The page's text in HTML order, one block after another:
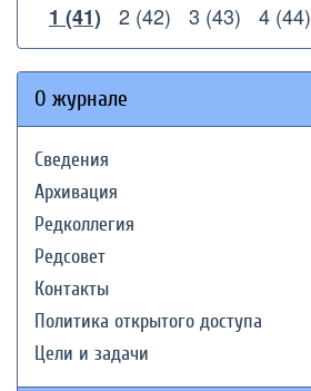
1 (41) 2 (42) 3 (43) 4 (44)
О журнале
Сведения
Архивация
Редколлегия
Редсовет
Контакты
Политика открытого доступа
Цели и задачи